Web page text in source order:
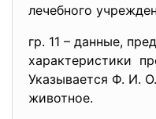
лечебного
гр. 11 – данные,
характеристики
Указывается Ф. И.
животное.